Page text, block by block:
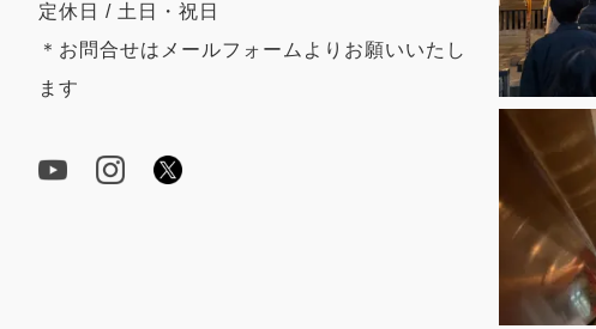
定休日 / 土日・祝日
＊お問合せはメールフォームよりお願いいたし
ます